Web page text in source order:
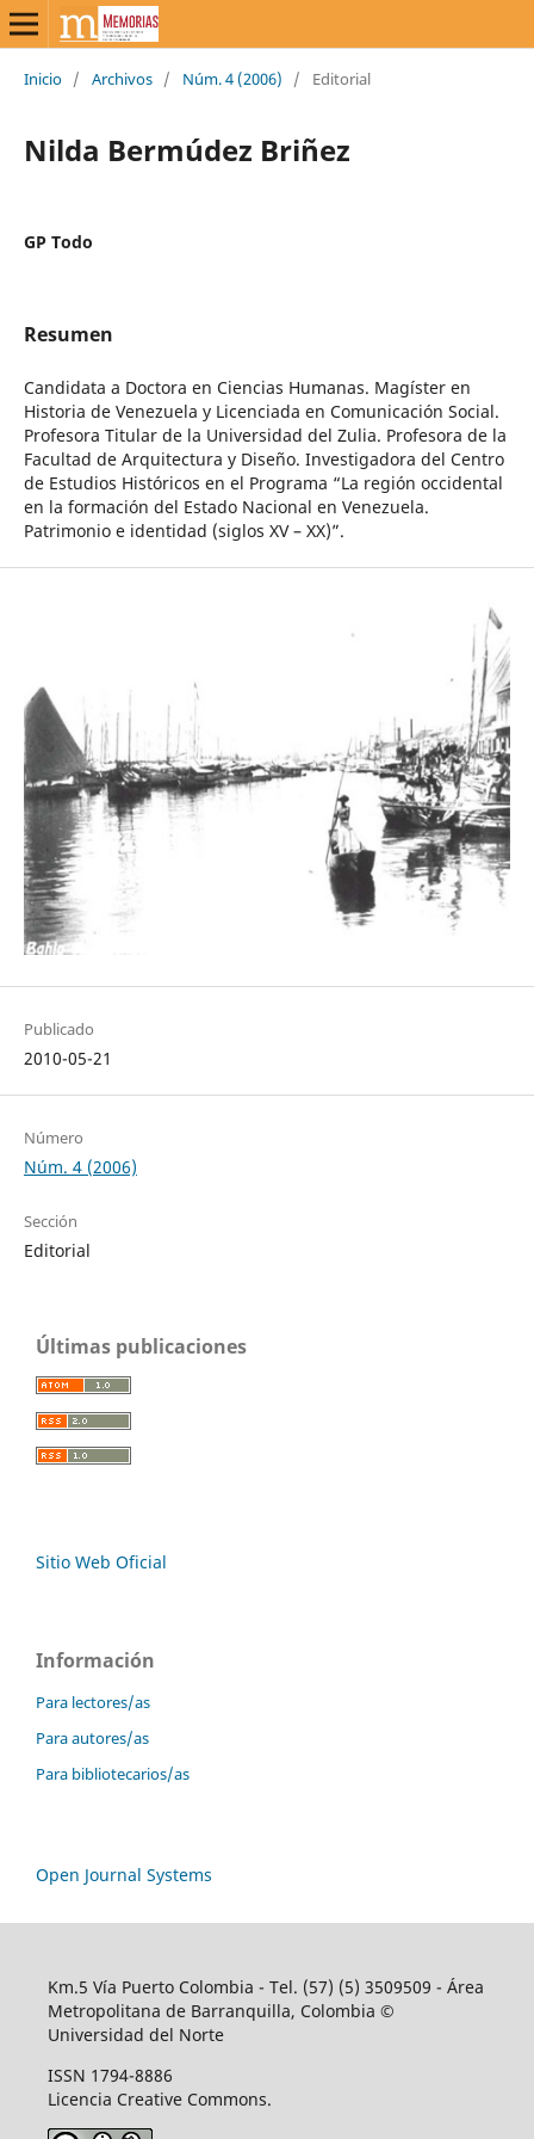
Inicio / Archivos / Núm. 4 (2006) / Editorial
Nilda Bermúdez Briñez
GP Todo
Resumen
Candidata a Doctora en Ciencias Humanas. Magíster en
Historia de Venezuela y Licenciada en Comunicación Social.
Profesora Titular de la Universidad del Zulia. Profesora de la
Facultad de Arquitectura y Diseño. Investigadora del Centro
de Estudios Históricos en el Programa “La región occidental
en la formación del Estado Nacional en Venezuela.
Patrimonio e identidad (siglos XV – XX)”.
Publicado
2010-05-21
Número
Núm. 4 (2006)
Sección
Editorial
Últimas publicaciones
Sitio Web Oficial
Información
Para lectores/as
Para autores/as
Para bibliotecarios/as
Open Journal Systems
Km.5 Vía Puerto Colombia - Tel. (57) (5) 3509509 - Área
Metropolitana de Barranquilla, Colombia ©
Universidad del Norte
ISSN 1794-8886
Licencia Creative Commons.